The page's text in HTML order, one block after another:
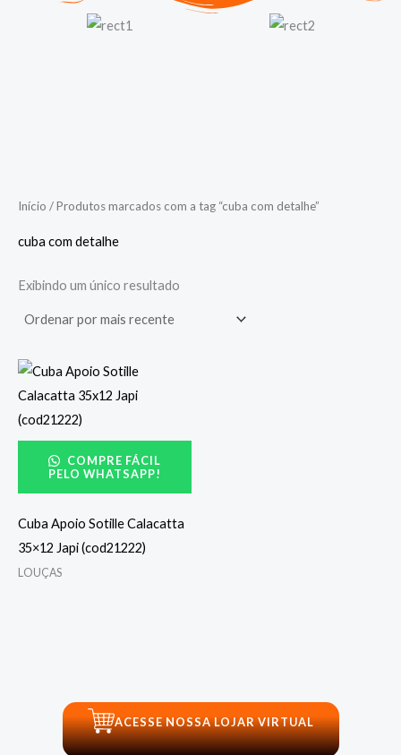
Início / Produtos marcados com a tag “cuba com detalhe”
cuba com detalhe
Exibindo um único resultado
COMPRE FÁCIL
PELO WHATSAPP!
Cuba Apoio Sotille Calacatta
35×12 Japi (cod21222)
LOUÇAS
ACESSE NOSSA LOJAR VIRTUAL